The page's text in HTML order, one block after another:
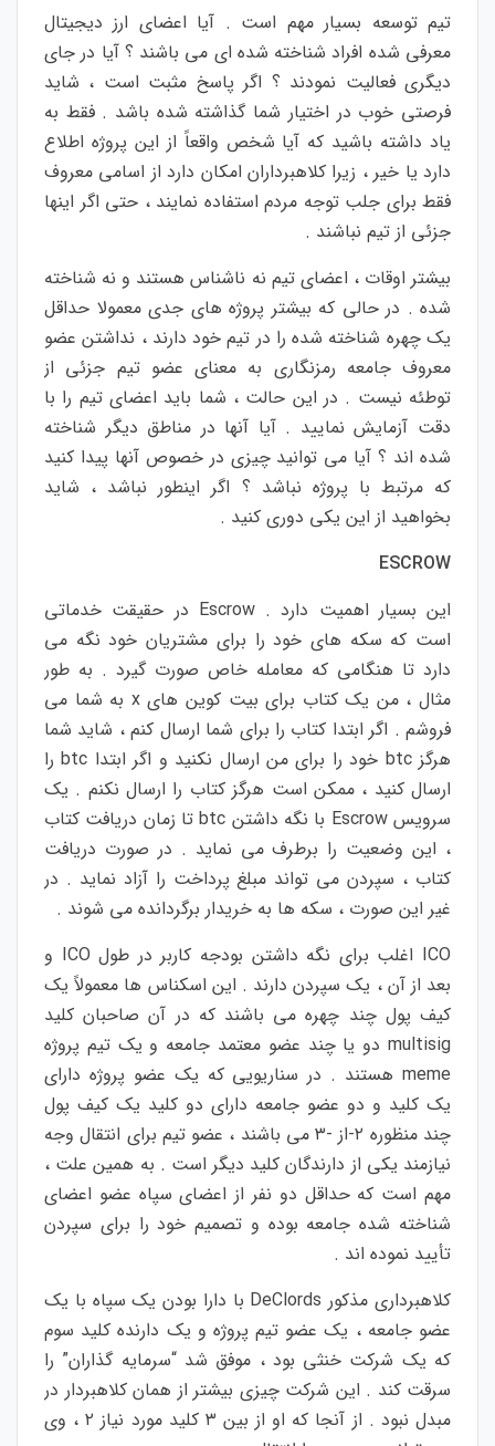
تیم توسعه بسیار مهم است . آیا اعضای ارز دیجیتال
معرفی شده افراد شناخته شده ای می باشند ؟ آیا در جای
دیگری فعالیت نمودند ؟ اگر پاسخ مثبت است ، شاید
فرصتی خوب در اختیار شما گذاشته شده باشد . فقط به
یاد داشته باشید که آیا شخص واقعاً از این پروژه اطلاع
دارد یا خیر ، زیرا کلاهبرداران امکان دارد از اسامی معروف
فقط برای جلب توجه مردم استفاده نمایند ، حتی اگر اینها
جزئی از تیم نباشند .
بیشتر اوقات ، اعضای تیم نه ناشناس هستند و نه شناخته
شده . در حالی که بیشتر پروژه های جدی معمولا حداقل
یک چهره شناخته شده را در تیم خود دارند ، نداشتن عضو
معروف جامعه رمزنگاری به معنای عضو تیم جزئی از
توطئه نیست . در این حالت ، شما باید اعضای تیم را با
دقت آزمایش نمایید . آیا آنها در مناطق دیگر شناخته
شده اند ؟ آیا می توانید چیزی در خصوص آنها پیدا کنید
که مرتبط با پروژه نباشد ؟ اگر اینطور نباشد ، شاید
بخواهید از این یکی دوری کنید .
ESCROW
این بسیار اهمیت دارد . Escrow در حقیقت خدماتی
است که سکه های خود را برای مشتریان خود نگه می
دارد تا هنگامی که معامله خاص صورت گیرد . به طور
مثال ، من یک کتاب برای بیت کوین های x به شما می
فروشم . اگر ابتدا کتاب را برای شما ارسال کنم ، شاید شما
هرگز btc خود را برای من ارسال نکنید و اگر ابتدا btc را
ارسال کنید ، ممکن است هرگز کتاب را ارسال نکنم . یک
سرویس Escrow با نگه داشتن btc تا زمان دریافت کتاب
، این وضعیت را برطرف می نماید . در صورت دریافت
کتاب ، سپردن می تواند مبلغ پرداخت را آزاد نماید . در
غیر این صورت ، سکه ها به خریدار برگردانده می شوند .
ICO اغلب برای نگه داشتن بودجه کاربر در طول ICO و
بعد از آن ، یک سپردن دارند . این اسکناس ها معمولاً یک
کیف پول چند چهره می باشند که در آن صاحبان کلید
multisig دو یا چند عضو معتمد جامعه و یک تیم پروژه
meme هستند . در سناریویی که یک عضو پروژه دارای
یک کلید و دو عضو جامعه دارای دو کلید یک کیف پول
چند منظوره ۲-از -۳ می باشند ، عضو تیم برای انتقال وجه
نیازمند یکی از دارندگان کلید دیگر است . به همین علت ،
مهم است که حداقل دو نفر از اعضای سپاه عضو اعضای
شناخته شده جامعه بوده و تصمیم خود را برای سپردن
تأیید نموده اند .
کلاهبرداری مذکور DeClords با دارا بودن یک سپاه با یک
عضو جامعه ، یک عضو تیم پروژه و یک دارنده کلید سوم
که یک شرکت خنثی بود ، موفق شد “سرمایه گذاران” را
سرقت کند . این شرکت چیزی بیشتر از همان کلاهبردار در
مبدل نبود . از آنجا که او از بین ۳ کلید مورد نیاز ۲ ، وی